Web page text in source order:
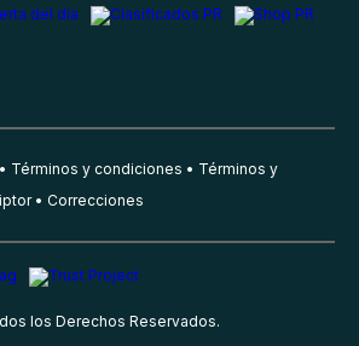
Términos y condiciones
Términos y
Correcciones
los Derechos Reservados.